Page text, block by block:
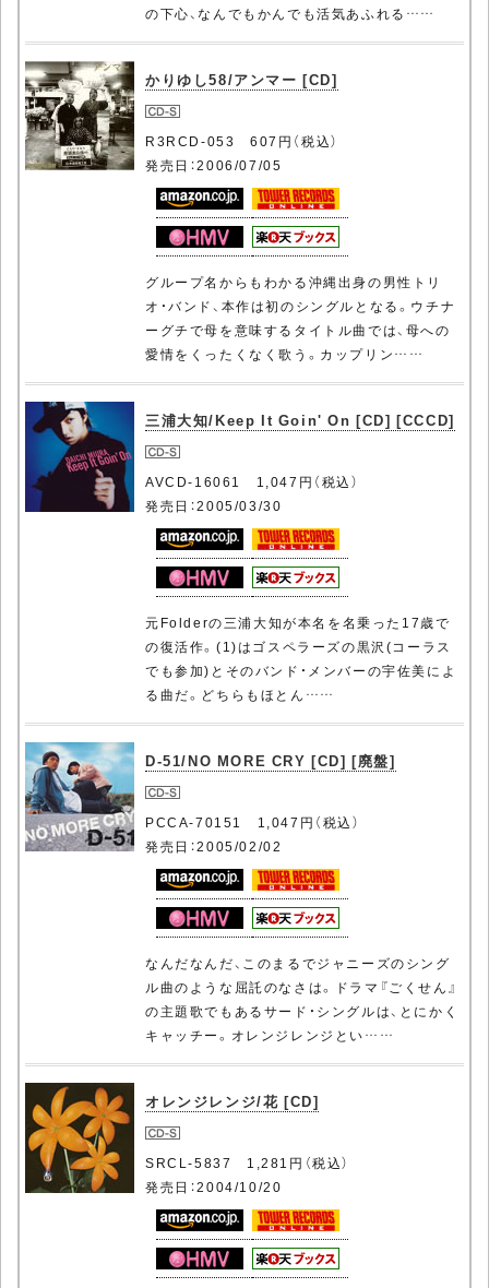
の下心、なんでもかんでも活気あふれる……
かりゆし58/アンマー [CD]
R3RCD-053 607円（税込）
発売日：2006/07/05
グループ名からもわかる沖縄出身の男性トリ
オ・バンド、本作は初のシングルとなる。ウチナ
ーグチで母を意味するタイトル曲では、母への
愛情をくったくなく歌う。カップリン……
三浦大知/Keep It Goin' On [CD] [CCCD]
AVCD-16061 1,047円（税込）
発売日：2005/03/30
元Folderの三浦大知が本名を名乗った17歳で
の復活作。(1)はゴスペラーズの黒沢(コーラス
でも参加)とそのバンド・メンバーの宇佐美によ
る曲だ。どちらもほとん……
D-51/NO MORE CRY [CD] [廃盤]
PCCA-70151 1,047円（税込）
発売日：2005/02/02
なんだなんだ、このまるでジャニーズのシング
ル曲のような屈託のなさは。ドラマ『ごくせん』
の主題歌でもあるサード・シングルは、とにかく
キャッチー。オレンジレンジとい……
オレンジレンジ/花 [CD]
SRCL-5837 1,281円（税込）
発売日：2004/10/20